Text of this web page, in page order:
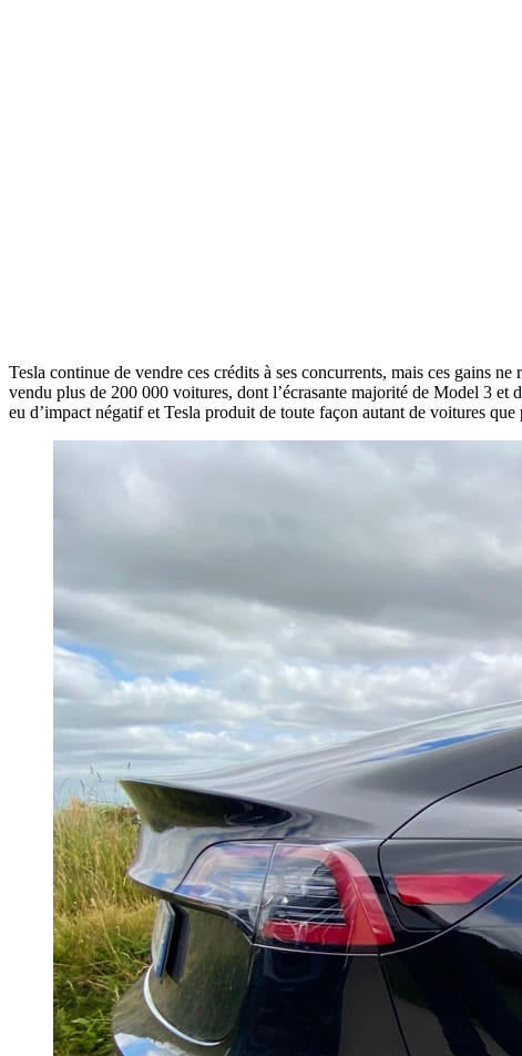
Tesla continue de vendre ces crédits à ses concurrents, mais ces gains
vendu plus de 200 000 voitures, dont l’écrasante majorité de Model 3
eu d’impact négatif et Tesla produit de toute façon autant de voitures